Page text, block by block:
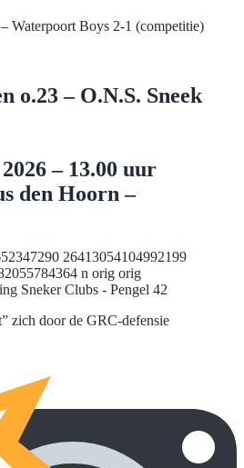
Waterpoort Boys 2-1 (competitie)
o.23 – O.N.S. Sneek
– 13.00 uur
den Hoorn –
Sneker Clubs - Pengel 42
zich door de GRC-defensie